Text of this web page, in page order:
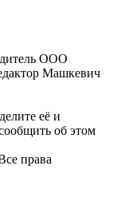
ООО
Машкевич
её и
об этом
права